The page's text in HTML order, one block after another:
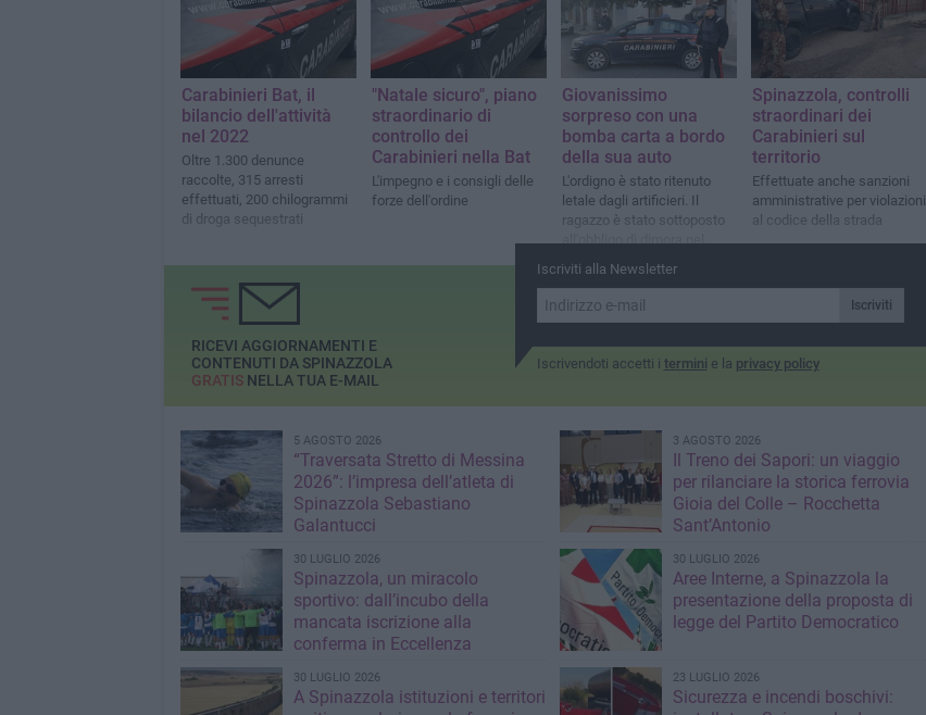
Carabinieri Bat, il
bilancio dell'attività
nel 2022
Oltre 1.300 denunce
raccolte, 315 arresti
effettuati, 200 chilogrammi
di droga sequestrati
"Natale sicuro", piano
straordinario di
controllo dei
Carabinieri nella Bat
L'impegno e i consigli delle
forze dell'ordine
Giovanissimo
sorpreso con una
bomba carta a bordo
della sua auto
L'ordigno è stato ritenuto
letale dagli artificieri. Il
ragazzo è stato sottoposto
Spinazzola, controlli
straordinari dei
Carabinieri sul
territorio
Effettuate anche sanzioni
amministrative per violazioni
al codice della strada
Iscriviti alla Newsletter
Iscriviti
Iscrivendoti accetti i termini e la privacy policy
RICEVI AGGIORNAMENTI E
CONTENUTI DA SPINAZZOLA
GRATISNELLA TUA E-MAIL
5 AGOSTO 2026
“Traversata Stretto di Messina
2026”: l’impresa dell’atleta di
Spinazzola Sebastiano
Galantucci
3 AGOSTO 2026
Il Treno dei Sapori: un viaggio
per rilanciare la storica ferrovia
Gioia del Colle – Rocchetta
Sant’Antonio
30 LUGLIO 2026
Spinazzola, un miracolo
sportivo: dall’incubo della
mancata iscrizione alla
conferma in Eccellenza
30 LUGLIO 2026
Aree Interne, a Spinazzola la
presentazione della proposta di
legge del Partito Democratico
30 LUGLIO 2026
A Spinazzola istituzioni e territori
23 LUGLIO 2026
Sicurezza e incendi boschivi: